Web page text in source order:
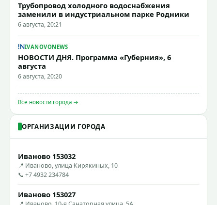
Трубопровод холодного водоснабжения
заменили в индустриальном парке Родники
6 августа, 20:21
IVANOVONEWS
НОВОСТИ ДНЯ. Программа «Губерния», 6
августа
6 августа, 20:20
Все новости города →
ОРГАНИЗАЦИИ ГОРОДА
Иваново 153032
📍 Иваново, улица Кирякиных, 10
📞 +7 4932 234784
Иваново 153027